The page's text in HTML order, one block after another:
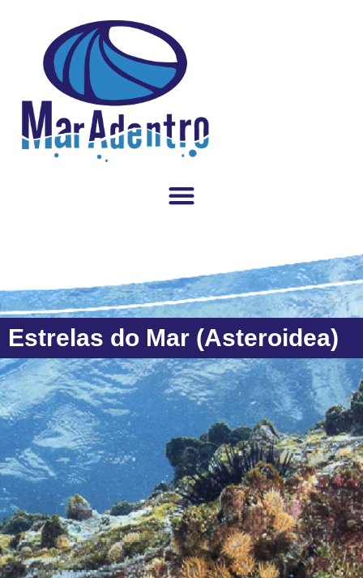
Estrelas do Mar (Asteroidea)